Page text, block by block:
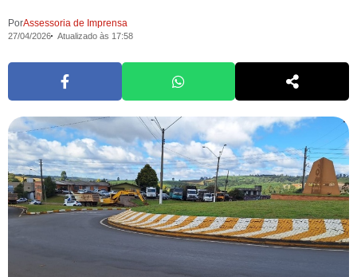
PorAssessoria de Imprensa
27/04/2026 Atualizado às 17:58